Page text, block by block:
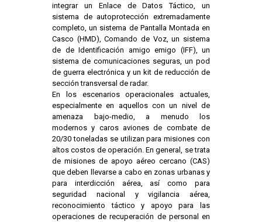
integrar un Enlace de Datos Táctico, un
sistema de autoprotección extremadamente
completo, un sistema de Pantalla Montada en
Casco (HMD), Comando de Voz, un sistema
de de Identificación amigo emigo (IFF), un
sistema de comunicaciones seguras, un pod
de guerra electrónica y un kit de reducción de
sección transversal de radar.
En los escenarios operacionales actuales,
especialmente en aquellos con un nivel de
amenaza bajo-medio, a menudo los
modernos y caros aviones de combate de
20/30 toneladas se utilizan para misiones con
altos costos de operación. En general, se trata
de misiones de apoyo aéreo cercano (CAS)
que deben llevarse a cabo en zonas urbanas y
para interdicción aérea, así como para
seguridad nacional y vigilancia aérea,
reconocimiento táctico y apoyo para las
operaciones de recuperación de personal en